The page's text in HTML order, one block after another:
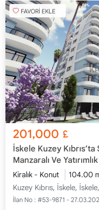
FAVORİ EKLE
201,000 £
İskele Kuzey
Manzaralı Ve Yatırımlık
Kiralık - Konut 104.00
Kuzey Kıbrıs, İskele,
İlan No : #53-9871 -